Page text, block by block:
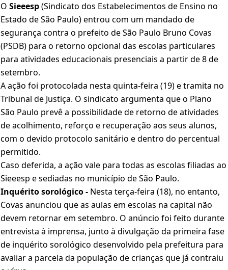
O Sieeesp(Sindicato dos Estabelecimentos de Ensino no
Estado de São Paulo) entrou com um mandado de
segurança contra o prefeito de São Paulo Bruno Covas
(PSDB) para o retorno opcional das escolas particulares
para atividades educacionais presenciais a partir de 8 de
setembro.
A ação foi protocolada nesta quinta-feira (19) e tramita no
Tribunal de Justiça. O sindicato argumenta que o Plano
São Paulo prevê a possibilidade de retorno de atividades
de acolhimento, reforço e recuperação aos seus alunos,
com o devido protocolo sanitário e dentro do percentual
permitido.
Caso deferida, a ação vale para todas as escolas filiadas ao
Sieeesp e sediadas no município de São Paulo.
Inquérito sorológico - Nesta terça-feira (18), no entanto,
Covas anunciou que as aulas em escolas na capital não
devem retornar em setembro. O anúncio foi feito durante
entrevista à imprensa, junto à divulgação da primeira fase
de inquérito sorológico desenvolvido pela prefeitura para
avaliar a parcela da população de crianças que já contraiu